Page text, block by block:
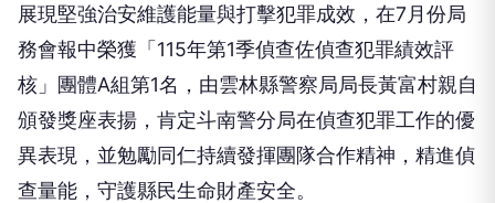
展現堅強治安維護能量與打擊犯罪成效，在7月份局
務會報中榮獲「115年第1季偵查佐偵查犯罪績效評
核」團體A組第1名，由雲林縣警察局局長黃富村親自
頒發獎座表揚，肯定斗南警分局在偵查犯罪工作的優
異表現，並勉勵同仁持續發揮團隊合作精神，精進偵
查量能，守護縣民生命財產安全。